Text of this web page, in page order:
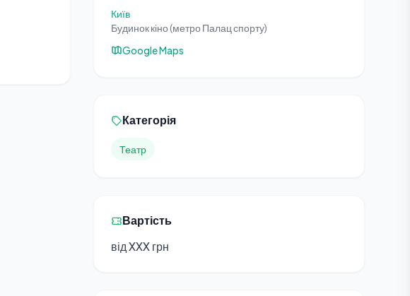
Київ
Будинок кіно (метро Палац спорту)
Google Maps
Категорія
Театр
Вартість
від XXX грн